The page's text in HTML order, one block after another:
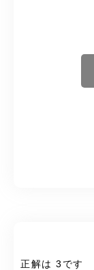
正解は 3です